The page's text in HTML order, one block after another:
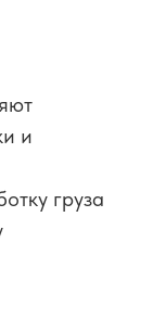
и
груза